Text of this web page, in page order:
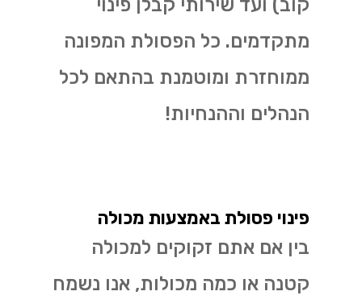
קוב) ועד שירותי קבלן פינוי
מתקדמים. כל הפסולת המפונה
ממוחזרת ומוטמנת בהתאם לכל
הנהלים וההנחיות!
פינוי פסולת באמצעות מכולה
בין אם אתם זקוקים למכולה
קטנה או כמה מכולות, אנו נשמח